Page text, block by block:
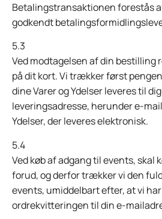
Betalingstransaktionen forestås
godkendt
5.3
Ved modtagelsen af din bestilling
på dit kort. Vi trækker først
dine Varer og Ydelser leveres til
leveringsadresse, herunder e-
Ydelser, der leveres elektronisk.
5.4
Ved køb af adgang til events, skal
forud, og derfor trækker vi den
events, umiddelbart efter, at vi
ordrekvitteringen til din e-